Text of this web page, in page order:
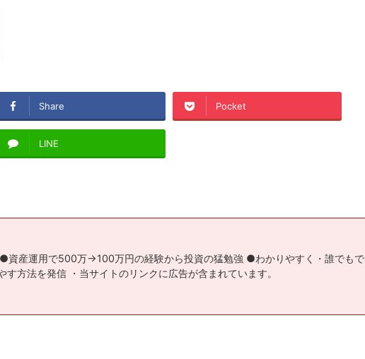
Share Pocket
LINE
資産運用で500万→100万円の経験から投資の猛勉強 ●わかりやすく・誰でもで
す方法を発信 ・当サイトのリンクに広告が含まれています。